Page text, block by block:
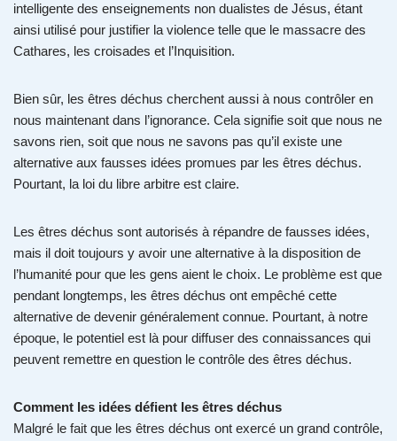
intelligente des enseignements non dualistes de Jésus, étant
ainsi utilisé pour justifier la violence telle que le massacre des
Cathares, les croisades et l’Inquisition.
Bien sûr, les êtres déchus cherchent aussi à nous contrôler en
nous maintenant dans l’ignorance. Cela signifie soit que nous ne
savons rien, soit que nous ne savons pas qu’il existe une
alternative aux fausses idées promues par les êtres déchus.
Pourtant, la loi du libre arbitre est claire.
Les êtres déchus sont autorisés à répandre de fausses idées,
mais il doit toujours y avoir une alternative à la disposition de
l’humanité pour que les gens aient le choix. Le problème est que
pendant longtemps, les êtres déchus ont empêché cette
alternative de devenir généralement connue. Pourtant, à notre
époque, le potentiel est là pour diffuser des connaissances qui
peuvent remettre en question le contrôle des êtres déchus.
Comment les idées défient les êtres déchus
Malgré le fait que les êtres déchus ont exercé un grand contrôle,